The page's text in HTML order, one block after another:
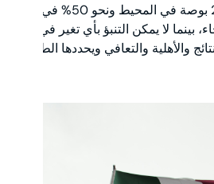
المبلغ عنها هو من 1 إلى 2 بوصة في المحيط ونحو 50% في
بينما لا يمكن التنبؤ بأي تغير في
والأهلية والتعافي ويحددها الطبيب